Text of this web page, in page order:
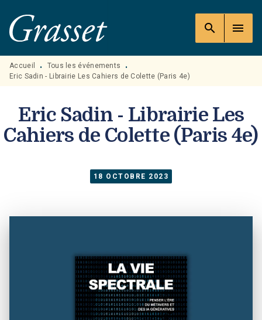
MENU RECHERCHE
PIED DE PAGE
search menu
Accueil • Tous les événements
•
Eric Sadin - Librairie Les Cahiers de Colette (Paris 4e)
Eric Sadin - Librairie Les
Cahiers de Colette (Paris 4e)
18 OCTOBRE 2023